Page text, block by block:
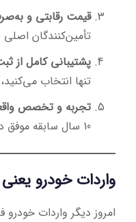
قیمت رقابتی و
تأمین‌کنندگان اصلی
پشتیبانی کامل از
تنها انتخاب
تجربه و تخصص
10 سال سابقه موفق در این حوزه.
واردات خودرو
امروز دیگر واردات